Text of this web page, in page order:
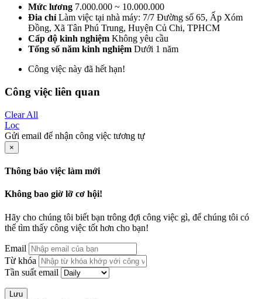
Mức lương 7.000.000 ~ 10.000.000
Đia chỉ Làm việc tại nhà máy: 7/7 Đường số 65, Ấp Xóm
Đồng, Xã Tân Phú Trung, Huyện Củ Chi, TPHCM
Cấp độ kinh nghiệm Không yêu cầu
Tổng số năm kinh nghiệm Dưới 1 năm
Công việc này đã hết hạn!
Công việc liên quan
Clear All
Lọc
Gửi email để nhận công việc tương tự
×
Thông báo việc làm mới
Không bao giờ lỡ cơ hội!
Hãy cho chúng tôi biết bạn trông đợi công việc gì, để chúng tôi có
thể tìm thấy công việc tốt hơn cho bạn!
Email
Từ khóa
Tần suất email
Lưu